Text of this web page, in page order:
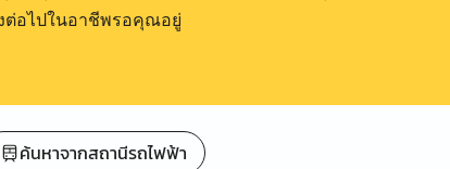
งต่อไปในอาชีพรอคุณอยู่
ค้นหาจากสถานีรถไฟฟ้า